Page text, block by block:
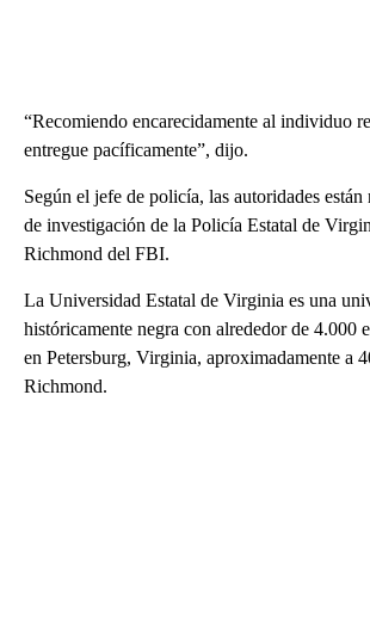
“Recomiendo encarecidamente al individuo
entregue pacíficamente”, dijo.
Según el jefe de policía, las autoridades
de investigación de la Policía Estatal de
Richmond del FBI.
La Universidad Estatal de Virginia es una
históricamente negra con alrededor de 4.000
en Petersburg, Virginia, aproximadamente a
Richmond.